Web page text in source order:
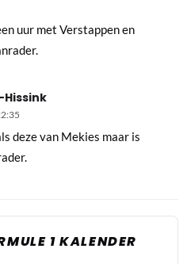
uur met Verstappen en
deze van Mekies maar is
1 KALENDER